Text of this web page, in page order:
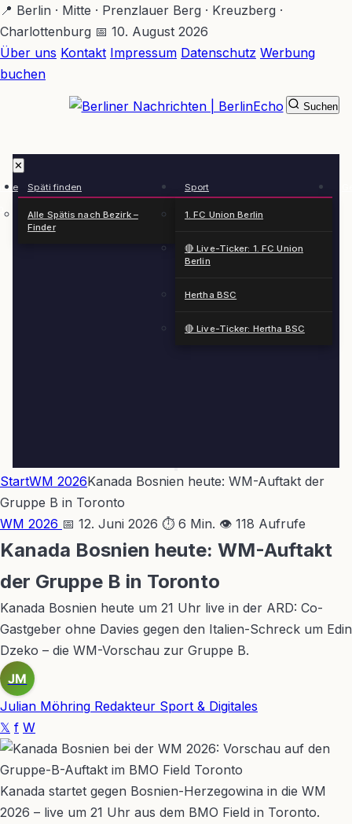
Zum
Hauptinhalt
springen
📍 Berlin · Mitte · Prenzlauer Berg · Kreuzberg ·
Charlottenburg 📅 10. August 2026
Über uns Kontakt Impressum Datenschutz Werbung
buchen
✕
Späti finden
Alle Spätis nach Bezirk –
Finder
Sport
1. FC Union Berlin
🔴 Live-Ticker: 1. FC Union
Berlin
Hertha BSC
🔴 Live-Ticker: Hertha BSC
Suchen
StartWM 2026Kanada Bosnien heute: WM-Auftakt der
Gruppe B in Toronto
WM 2026 📅 12. Juni 2026 ⏱ 6 Min. 👁 118 Aufrufe
Kanada Bosnien heute: WM-Auftakt
der Gruppe B in Toronto
Kanada Bosnien heute um 21 Uhr live in der ARD: Co-
Gastgeber ohne Davies gegen den Italien-Schreck um Edin
Dzeko – die WM-Vorschau zur Gruppe B.
JM
Julian Möhring Redakteur Sport & Digitales
𝕏 f W
Kanada startet gegen Bosnien-Herzegowina in die WM
2026 – live um 21 Uhr aus dem BMO Field in Toronto.